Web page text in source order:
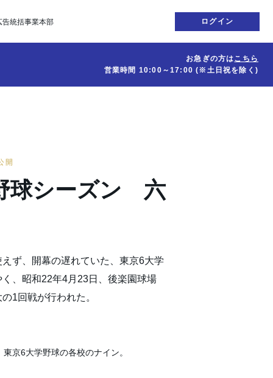
告統括事業本部 ログイン
お急ぎの方はこちら
営業時間 10:00～17:00(※土日祝を除く)
開
球シーズン 六
ず、開幕の遅れていた、東京6大学
、昭和22年4月23日、後楽園球場
1回戦が行われた。
京6大学野球の各校のナイン。